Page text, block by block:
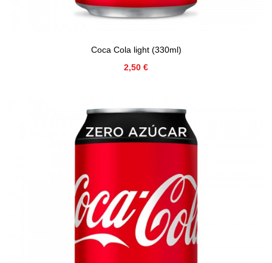
Coca Cola light (330ml)
Precio
2,50 €